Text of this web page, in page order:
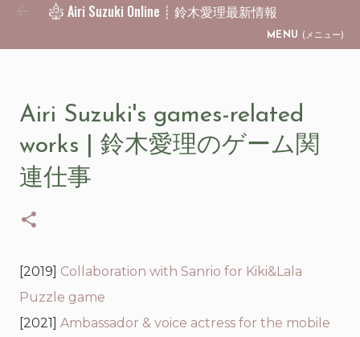
Skip to main content
Airi Suzuki Online ┊ 鈴木愛理最新情報
MENU (メニュー)
Airi Suzuki's games-related
works | 鈴木愛理のゲーム関
連仕事
[2019] Collaboration with Sanrio for Kiki&Lala
Puzzle game
[2021] Ambassador & voice actress for the mobile